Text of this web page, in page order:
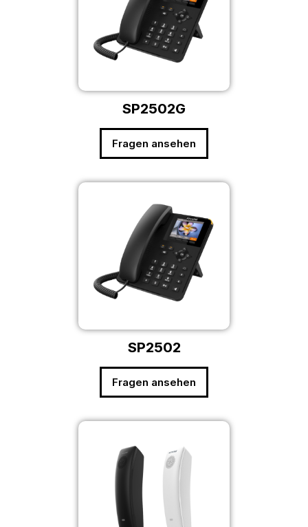
SP2502G
Fragen ansehen
SP2502
Fragen ansehen